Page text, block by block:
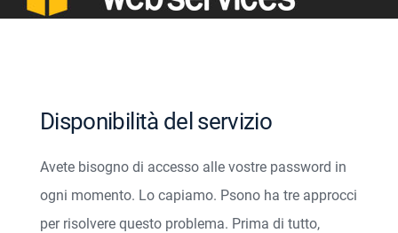
Disponibilità del servizio
Avete bisogno di accesso alle vostre password in
ogni momento. Lo capiamo. Psono ha tre approcci
per risolvere questo problema. Prima di tutto,